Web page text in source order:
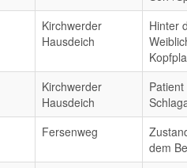
Kirchwerder
Hausdeich
Hinter
Kirchwerder
Hausdeich
Fersenweg
dem